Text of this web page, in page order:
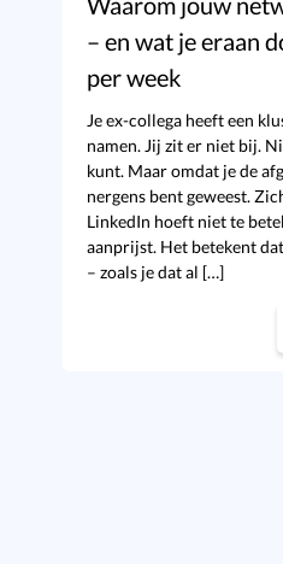
– en wat je eraan
per week
Je ex-collega heeft een
namen. Jij zit er niet bij.
kunt. Maar omdat je de
nergens bent geweest.
LinkedIn hoeft niet te
aanprijst. Het betekent
– zoals je dat al […]